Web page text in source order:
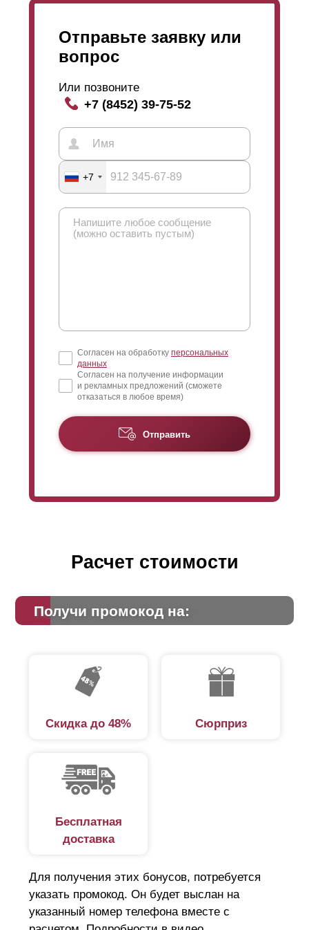
Отправьте заявку или
вопрос
Или позвоните
+7 (8452) 39-75-52
+7
Согласен на обработку персональных
данных
Согласен на получение информации
и рекламных предложений (сможете
отказаться в любое время)
Отправить
Расчет стоимости
Получи промокод на:
Скидка до 48% Сюрприз
Бесплатная
доставка
Для получения этих бонусов, потребуется
указать промокод. Он будет выслан на
указанный номер телефона вместе с